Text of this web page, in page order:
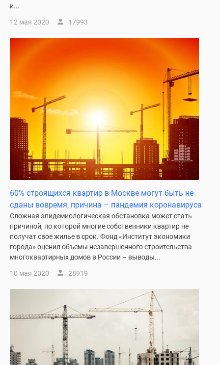
и...
12 мая 2020 17993
60% строящихся квартир в Москве могут быть не
сданы вовремя, причина – пандемия коронавируса
Сложная эпидемиологическая обстановка может стать
причиной, по которой многие собственники квартир не
получат свое жилье в срок. Фонд «Институт экономики
города» оценил объемы незавершенного строительства
многоквартирных домов в России – выводы...
10 мая 2020 28919